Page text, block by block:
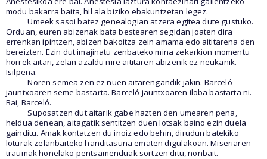
modu bakarra baita, hil ala biziko ebakuntzetan legez.
Umeek sasoi batez genealogian atzera egitea dute gustuko.
Orduan, euren abizenak bata bestearen segidan joaten dira
errenkan ipintzen, abizen bakoitza zein amama edo aititarena den
bereizten. Ezin dut imajinatu zenbateko mina zekarkion momentu
horrek aitari, zelan azaldu nire aititaren abizenik ez neukanik.
Isilpena.
Noren semea zen ez nuen aitarengandik jakin. Barceló
jauntxoaren seme bastarta. Barceló jauntxoaren iloba bastarta ni.
Bai, Barceló.
Suposatzen dut aitarik gabe hazten den umearen pena,
heldua denean, aitagatik sentitzen duen lotsak baino ezin duela
gainditu. Amak kontatzen du inoiz edo behin, dirudun batekiko
loturak zelanbaiteko handitasuna ematen digulakoan. Miseriaren
traumak honelako pentsamenduak sortzen ditu, nonbait.